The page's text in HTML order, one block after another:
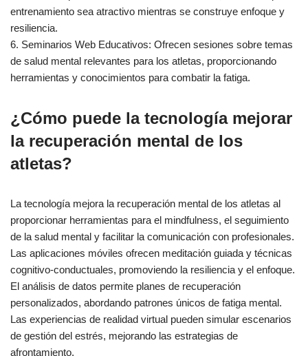
entrenamiento sea atractivo mientras se construye enfoque y
resiliencia.
6. Seminarios Web Educativos: Ofrecen sesiones sobre temas
de salud mental relevantes para los atletas, proporcionando
herramientas y conocimientos para combatir la fatiga.
¿Cómo puede la tecnología mejorar
la recuperación mental de los
atletas?
La tecnología mejora la recuperación mental de los atletas al
proporcionar herramientas para el mindfulness, el seguimiento
de la salud mental y facilitar la comunicación con profesionales.
Las aplicaciones móviles ofrecen meditación guiada y técnicas
cognitivo-conductuales, promoviendo la resiliencia y el enfoque.
El análisis de datos permite planes de recuperación
personalizados, abordando patrones únicos de fatiga mental.
Las experiencias de realidad virtual pueden simular escenarios
de gestión del estrés, mejorando las estrategias de
afrontamiento.